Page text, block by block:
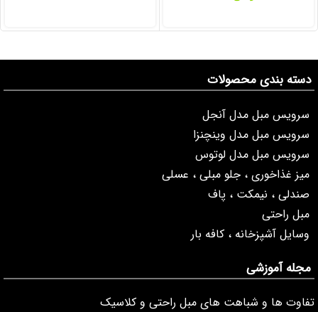
دسته بندی محصولات
سرویس مبل مدل آنجل
سرویس مبل مدل وینچنزا
سرویس مبل مدل لوتوس
میز غذاخوری ، جلو مبلی ، عسلی
صندلی ، نیمکت ، پاف
مبل راحتی
وسایل آشپزخانه ، کافه بار
مجله آموزشی
تفاوت ها و شباهت های مبل راحتی و کلاسیک